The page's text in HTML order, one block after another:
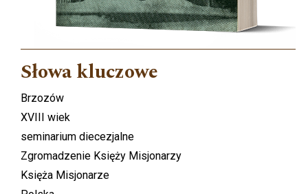
Słowa kluczowe
Brzozów
XVIII wiek
seminarium diecezjalne
Zgromadzenie Księży Misjonarzy
Księża Misjonarze